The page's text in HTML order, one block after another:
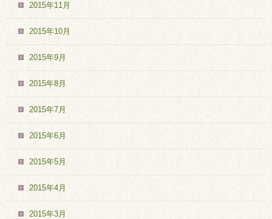
2015年11月
2015年10月
2015年9月
2015年8月
2015年7月
2015年6月
2015年5月
2015年4月
2015年3月